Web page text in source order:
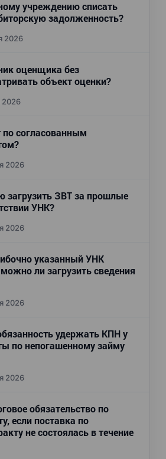
учреждению списать
задолженность?
2026
оценщика без
объект оценки?
2026
по согласованным
2026
загрузить ЗВТ за прошлые
УНК?
2026
указанный УНК
ли загрузить сведения
2026
удержать КПН у
по непогашенному займу
2026
обязательство по
если поставка по
не состоялась в течение